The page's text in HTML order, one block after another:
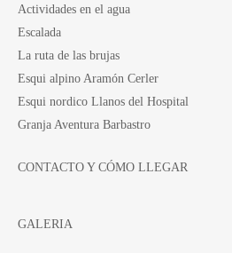
Actividades en el agua
Escalada
La ruta de las brujas
Esqui alpino Aramón Cerler
Esqui nordico Llanos del Hospital
Granja Aventura Barbastro
CONTACTO Y CÓMO LLEGAR
GALERIA